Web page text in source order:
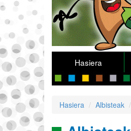
Hasiera
Hasiera Albisteak